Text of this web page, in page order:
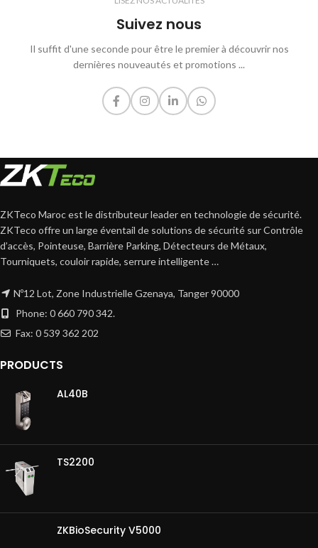
Suivez nous
Il suffit d'une seconde pour être le premier à découvrir nos
dernières nouveautés et promotions ...
ZKTeco Maroc est le distributeur leader en technologie de sécurité.
ZKTeco offre un large éventail de solutions de sécurité sur Contrôle
d’accès, Pointeuse, Barrière Parking, Détecteurs de Métaux,
Tourniquets, couloir rapide, serrure intelligente …
Nº12 Lot, Zone Industrielle Gzenaya, Tanger 90000
Phone: 0 660 790 342.
Fax: 0 539 362 202
PRODUCTS
AL40B
TS2200
ZKBioSecurity V5000